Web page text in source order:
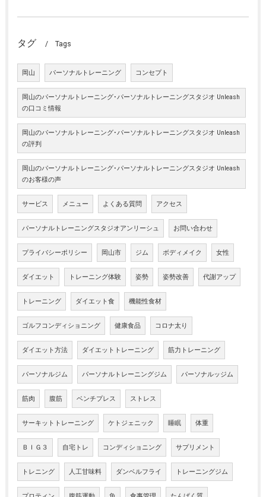
タグ Tags
岡山 パーソナルトレーニング コンセプト
岡山のパーソナルトレーニング･パーソナルトレーニングスタジオ Unleash
の口コミ情報
岡山のパーソナルトレーニング･パーソナルトレーニングスタジオ Unleash
の評判
岡山のパーソナルトレーニング･パーソナルトレーニングスタジオ Unleash
のお客様の声
サービス メニュー よくある質問 アクセス
パーソナルトレーニングスタジオアンリーシュ お問い合わせ
プライバシーポリシー 岡山市 ジム ボディメイク 女性
ダイエット トレーニング体験 姿勢 姿勢改善 代謝アップ
トレーニング ダイエット食 機能性食材
ゴルフコンディショニング 健康食品 コロナ太り
ダイエット方法 ダイエットトレーニング 筋力トレーニング
パーソナルジム パーソナルトレーニングジム パーソナルッジム
筋肉 腹筋 ベンチプレス ストレス
サーキットトレーニング ケトジェニック 睡眠 体重
ＢＩＧ３ 自宅トレ コンディショニング サプリメント
トレニング 人工甘味料 ダンベルフライ トレーニングジム